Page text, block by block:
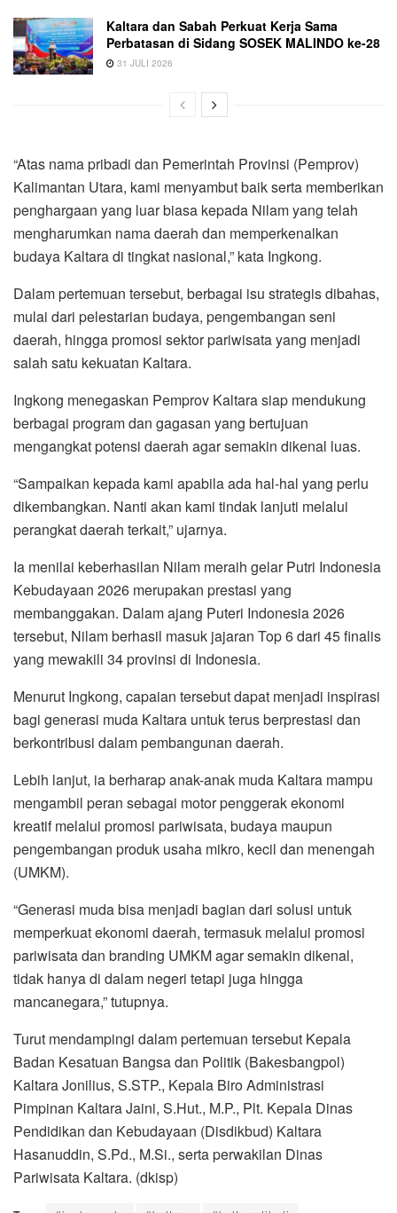
Kaltara dan Sabah Perkuat Kerja Sama
Perbatasan di Sidang SOSEK MALINDO ke-28
31 JULI 2026
“Atas nama pribadi dan Pemerintah Provinsi (Pemprov)
Kalimantan Utara, kami menyambut baik serta memberikan
penghargaan yang luar biasa kepada Nilam yang telah
mengharumkan nama daerah dan memperkenalkan
budaya Kaltara di tingkat nasional,” kata Ingkong.
Dalam pertemuan tersebut, berbagai isu strategis dibahas,
mulai dari pelestarian budaya, pengembangan seni
daerah, hingga promosi sektor pariwisata yang menjadi
salah satu kekuatan Kaltara.
Ingkong menegaskan Pemprov Kaltara siap mendukung
berbagai program dan gagasan yang bertujuan
mengangkat potensi daerah agar semakin dikenal luas.
“Sampaikan kepada kami apabila ada hal-hal yang perlu
dikembangkan. Nanti akan kami tindak lanjuti melalui
perangkat daerah terkait,” ujarnya.
Ia menilai keberhasilan Nilam meraih gelar Putri Indonesia
Kebudayaan 2026 merupakan prestasi yang
membanggakan. Dalam ajang Puteri Indonesia 2026
tersebut, Nilam berhasil masuk jajaran Top 6 dari 45 finalis
yang mewakili 34 provinsi di Indonesia.
Menurut Ingkong, capaian tersebut dapat menjadi inspirasi
bagi generasi muda Kaltara untuk terus berprestasi dan
berkontribusi dalam pembangunan daerah.
Lebih lanjut, ia berharap anak-anak muda Kaltara mampu
mengambil peran sebagai motor penggerak ekonomi
kreatif melalui promosi pariwisata, budaya maupun
pengembangan produk usaha mikro, kecil dan menengah
(UMKM).
“Generasi muda bisa menjadi bagian dari solusi untuk
memperkuat ekonomi daerah, termasuk melalui promosi
pariwisata dan branding UMKM agar semakin dikenal,
tidak hanya di dalam negeri tetapi juga hingga
mancanegara,” tutupnya.
Turut mendampingi dalam pertemuan tersebut Kepala
Badan Kesatuan Bangsa dan Politik (Bakesbangpol)
Kaltara Jonilius, S.STP., Kepala Biro Administrasi
Pimpinan Kaltara Jaini, S.Hut., M.P., Plt. Kepala Dinas
Pendidikan dan Kebudayaan (Disdikbud) Kaltara
Hasanuddin, S.Pd., M.Si., serta perwakilan Dinas
Pariwisata Kaltara. (dkisp)